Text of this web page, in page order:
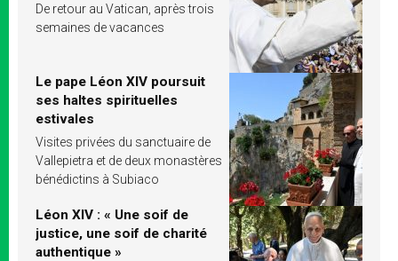
De retour au Vatican, après trois
semaines de vacances
Le pape Léon XIV poursuit
ses haltes spirituelles
estivales
Visites privées du sanctuaire de
Vallepietra et de deux monastères
bénédictins à Subiaco
Léon XIV : « Une soif de
justice, une soif de charité
authentique »